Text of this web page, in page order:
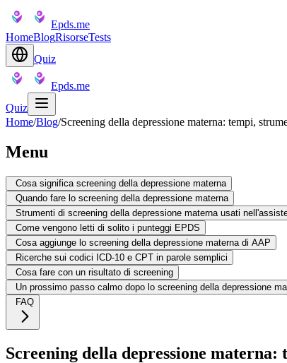
Epds.me
HomeBlogRisorseTests
Quiz
Epds.me
Quiz
Home/Blog/Screening della depressione materna: tempi,
Menu
Cosa significa screening della depressione materna
Quando fare lo screening della depressione materna
Strumenti di screening della depressione materna usati
Come vengono letti di solito i punteggi EPDS
Cosa aggiunge lo screening della depressione materna di AAP
Ricerche sui codici ICD-10 e CPT in parole semplici
Cosa fare con un risultato di screening
Un prossimo passo calmo dopo lo screening della depressione
FAQ
Screening della depressione